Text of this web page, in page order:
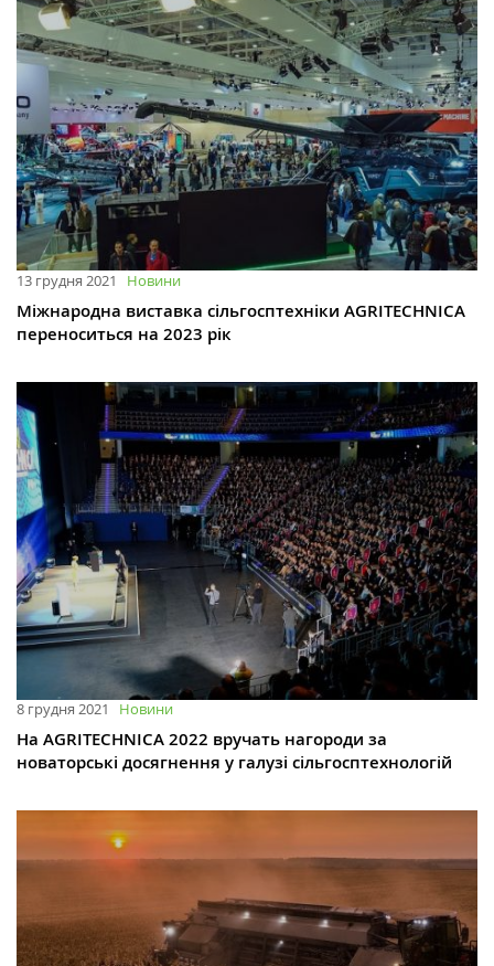
13 грудня 2021 Новини
Міжнародна виставка сільгосптехніки AGRITECHNICA
переноситься на 2023 рік
8 грудня 2021 Новини
На AGRITECHNICA 2022 вручать нагороди за
новаторські досягнення у галузі сільгосптехнологій